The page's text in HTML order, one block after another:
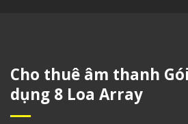
Cho thuê âm thanh
dụng 8 Loa Array